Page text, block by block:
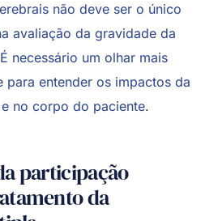
não deve ser o único
avaliação da gravidade da
necessário um olhar mais
para entender os impactos da
no corpo do paciente.
participação
da